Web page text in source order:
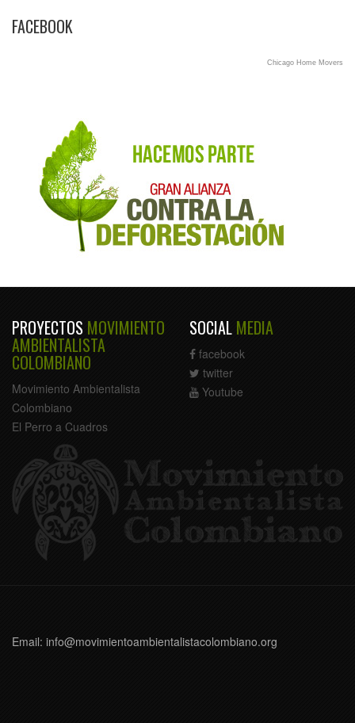
FACEBOOK
Chicago Home Movers
PROYECTOS MOVIMIENTO
AMBIENTALISTA
COLOMBIANO
Movimiento Ambientalista
Colombiano
El Perro a Cuadros
SOCIAL MEDIA
facebook
twitter
Youtube
Email: info@movimientoambientalistacolombiano.org